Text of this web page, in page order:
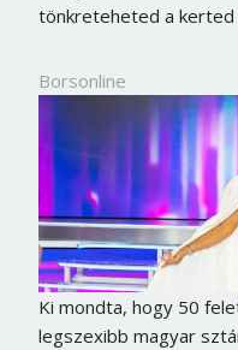
tönkreteheted a kerted
Borsonline
Ki mondta, hogy 50
legszexibb magyar